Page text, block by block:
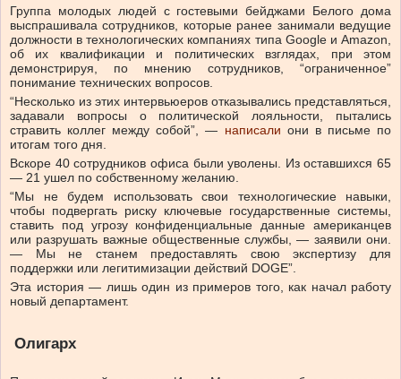
Группа молодых людей с гостевыми бейджами Белого дома
выспрашивала сотрудников, которые ранее занимали ведущие
должности в технологических компаниях типа Google и Amazon,
об их квалификации и политических взглядах, при этом
демонстрируя, по мнению сотрудников, “ограниченное”
понимание технических вопросов.
“Несколько из этих интервьюеров отказывались представляться,
задавали вопросы о политической лояльности, пытались
стравить коллег между собой”, — написали они в письме по
итогам того дня.
Вскоре 40 сотрудников офиса были уволены. Из оставшихся 65
— 21 ушел по собственному желанию.
“Мы не будем использовать свои технологические навыки,
чтобы подвергать риску ключевые государственные системы,
ставить под угрозу конфиденциальные данные американцев
или разрушать важные общественные службы, — заявили они.
— Мы не станем предоставлять свою экспертизу для
поддержки или легитимизации действий DOGE”.
Эта история — лишь один из примеров того, как начал работу
новый департамент.
Олигарх